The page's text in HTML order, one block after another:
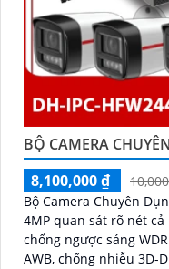
BỘ CAMERA
8,100,000 ₫
Bộ Camera Chuyên
4MP quan sát rõ nét
chống ngược sáng
AWB, chống nhiễu 3D-